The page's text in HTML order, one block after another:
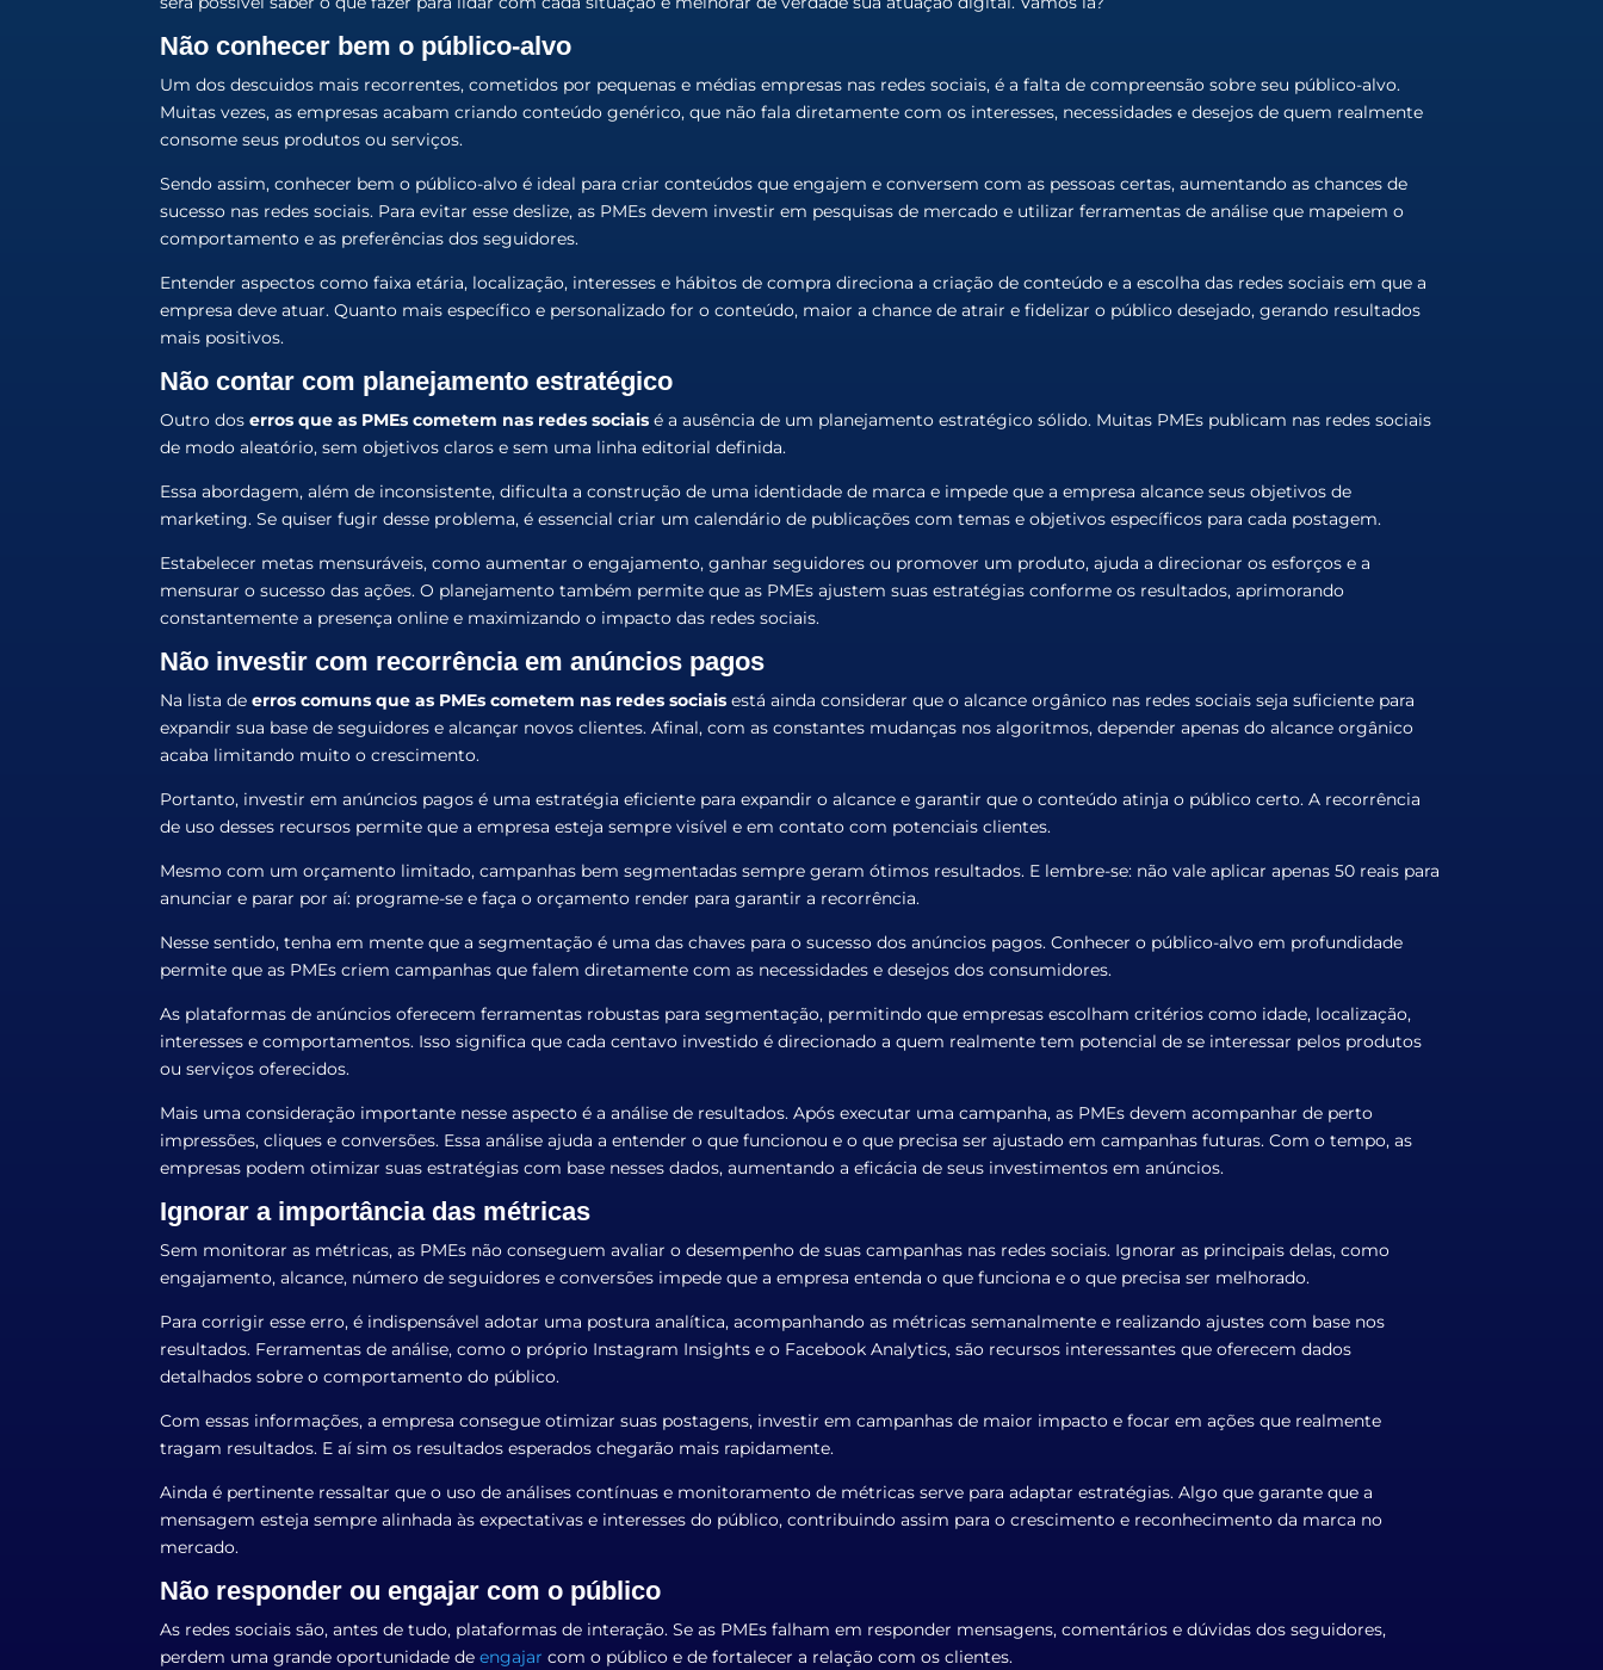
Não conhecer bem o público-alvo
Um dos descuidos mais recorrentes, cometidos por pequenas e médias empresas nas redes sociais, é a falta de compreensão sobre seu público-alvo.
Muitas vezes, as empresas acabam criando conteúdo genérico, que não fala diretamente com os interesses, necessidades e desejos de quem realmente
consome seus produtos ou serviços.
Sendo assim, conhecer bem o público-alvo é ideal para criar conteúdos que engajem e conversem com as pessoas certas, aumentando as chances de
sucesso nas redes sociais. Para evitar esse deslize, as PMEs devem investir em pesquisas de mercado e utilizar ferramentas de análise que mapeiem o
comportamento e as preferências dos seguidores.
Entender aspectos como faixa etária, localização, interesses e hábitos de compra direciona a criação de conteúdo e a escolha das redes sociais em que a
empresa deve atuar. Quanto mais específico e personalizado for o conteúdo, maior a chance de atrair e fidelizar o público desejado, gerando resultados
mais positivos.
Não contar com planejamento estratégico
Outro doserros que as PMEs cometem nas redes sociais é a ausência de um planejamento estratégico sólido. Muitas PMEs publicam nas redes sociais
de modo aleatório, sem objetivos claros e sem uma linha editorial definida.
Essa abordagem, além de inconsistente, dificulta a construção de uma identidade de marca e impede que a empresa alcance seus objetivos de
marketing. Se quiser fugir desse problema, é essencial criar um calendário de publicações com temas e objetivos específicos para cada postagem.
Estabelecer metas mensuráveis, como aumentar o engajamento, ganhar seguidores ou promover um produto, ajuda a direcionar os esforços e a
mensurar o sucesso das ações. O planejamento também permite que as PMEs ajustem suas estratégias conforme os resultados, aprimorando
constantemente a presença online e maximizando o impacto das redes sociais.
Não investir com recorrência em anúncios pagos
Na lista deerros comuns que as PMEs cometem nas redes sociaisestá ainda considerar que o alcance orgânico nas redes sociais seja suficiente para
expandir sua base de seguidores e alcançar novos clientes. Afinal, com as constantes mudanças nos algoritmos, depender apenas do alcance orgânico
acaba limitando muito o crescimento.
Portanto, investir em anúncios pagos é uma estratégia eficiente para expandir o alcance e garantir que o conteúdo atinja o público certo. A recorrência
de uso desses recursos permite que a empresa esteja sempre visível e em contato com potenciais clientes.
Mesmo com um orçamento limitado, campanhas bem segmentadas sempre geram ótimos resultados. E lembre-se: não vale aplicar apenas 50 reais para
anunciar e parar por aí: programe-se e faça o orçamento render para garantir a recorrência.
Nesse sentido, tenha em mente que a segmentação é uma das chaves para o sucesso dos anúncios pagos. Conhecer o público-alvo em profundidade
permite que as PMEs criem campanhas que falem diretamente com as necessidades e desejos dos consumidores.
As plataformas de anúncios oferecem ferramentas robustas para segmentação, permitindo que empresas escolham critérios como idade, localização,
interesses e comportamentos. Isso significa que cada centavo investido é direcionado a quem realmente tem potencial de se interessar pelos produtos
ou serviços oferecidos.
Mais uma consideração importante nesse aspecto é a análise de resultados. Após executar uma campanha, as PMEs devem acompanhar de perto
impressões, cliques e conversões. Essa análise ajuda a entender o que funcionou e o que precisa ser ajustado em campanhas futuras. Com o tempo, as
empresas podem otimizar suas estratégias com base nesses dados, aumentando a eficácia de seus investimentos em anúncios.
Ignorar a importância das métricas
Sem monitorar as métricas, as PMEs não conseguem avaliar o desempenho de suas campanhas nas redes sociais. Ignorar as principais delas, como
engajamento, alcance, número de seguidores e conversões impede que a empresa entenda o que funciona e o que precisa ser melhorado.
Para corrigir esse erro, é indispensável adotar uma postura analítica, acompanhando as métricas semanalmente e realizando ajustes com base nos
resultados. Ferramentas de análise, como o próprio Instagram Insights e o Facebook Analytics, são recursos interessantes que oferecem dados
detalhados sobre o comportamento do público.
Com essas informações, a empresa consegue otimizar suas postagens, investir em campanhas de maior impacto e focar em ações que realmente
tragam resultados. E aí sim os resultados esperados chegarão mais rapidamente.
Ainda é pertinente ressaltar que o uso de análises contínuas e monitoramento de métricas serve para adaptar estratégias. Algo que garante que a
mensagem esteja sempre alinhada às expectativas e interesses do público, contribuindo assim para o crescimento e reconhecimento da marca no
mercado.
Não responder ou engajar com o público
As redes sociais são, antes de tudo, plataformas de interação. Se as PMEs falham em responder mensagens, comentários e dúvidas dos seguidores,
perdem uma grande oportunidade de engajar com o público e de fortalecer a relação com os clientes.